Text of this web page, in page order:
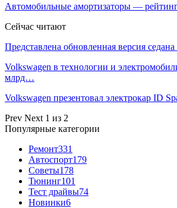
Автомобильные амортизаторы —
Сейчас читают
Представлена обновленная версия
Volkswagen в технологии и
млрд…
Volkswagen презентовал электрокар ID
Prev Next 1 из 2
Популярные категории
Ремонт331
Автоспорт179
Советы178
Тюнинг101
Тест драйвы74
Новинки6